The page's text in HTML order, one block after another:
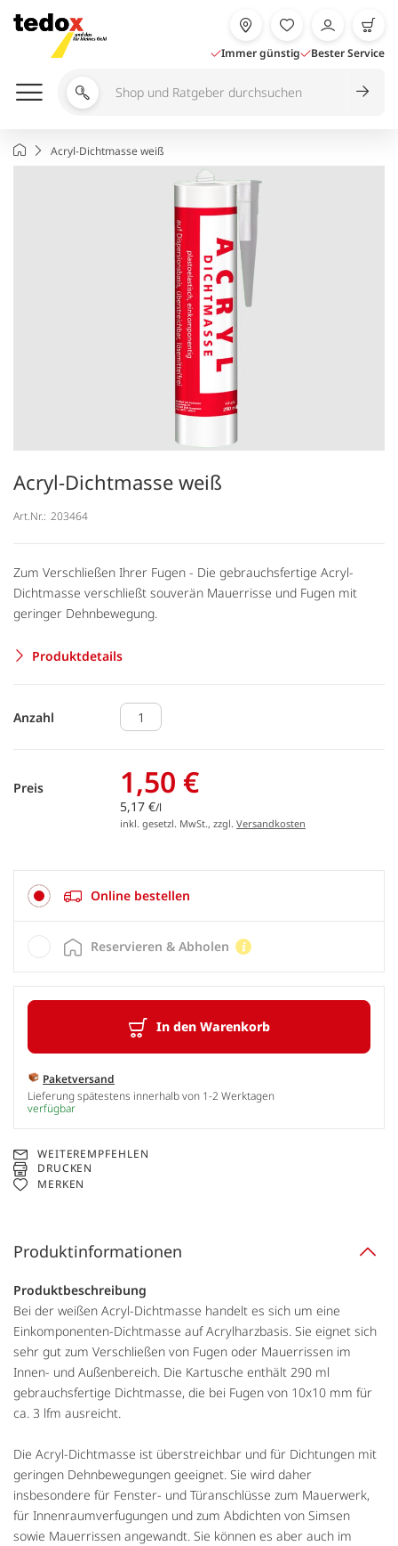
Inhalt
springen
Immer günstig Bester Service
Shop
durchsuchen
StartseiteAcryl-Dichtmasse weiß
Acryl-Dichtmasse weiß
Art.Nr.: 203464
Zum Verschließen Ihrer Fugen - Die gebrauchsfertige Acryl-
Dichtmasse verschließt souverän Mauerrisse und Fugen mit
geringer Dehnbewegung.
Produktdetails
Anzahl
Preis 1,50 €
5,17 €/l
inkl. gesetzl. MwSt., zzgl. Versandkosten
Online bestellen
In den Warenkorb
Paketversand
Lieferung spätestens innerhalb von 1-2 Werktagen
verfügbar
Reservieren & Abholen
WEITEREMPFEHLEN
DRUCKEN
MERKEN
Produktinformationen
Produktbeschreibung
Bei der weißen Acryl-Dichtmasse handelt es sich um eine
Einkomponenten-Dichtmasse auf Acrylharzbasis. Sie eignet sich
sehr gut zum Verschließen von Fugen oder Mauerrissen im
Innen- und Außenbereich. Die Kartusche enthält 290 ml
gebrauchsfertige Dichtmasse, die bei Fugen von 10x10 mm für
ca. 3 lfm ausreicht.
Die Acryl-Dichtmasse ist überstreichbar und für Dichtungen mit
geringen Dehnbewegungen geeignet. Sie wird daher
insbesondere für Fenster- und Türanschlüsse zum Mauerwerk,
für Innenraumverfugungen und zum Abdichten von Simsen
sowie Mauerrissen angewandt. Sie können es aber auch im